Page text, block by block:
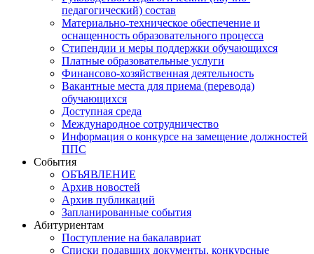
педагогический) состав
Материально-техническое обеспечение и
оснащенность образовательного процесса
Стипендии и меры поддержки обучающихся
Платные образовательные услуги
Финансово-хозяйственная деятельность
Вакантные места для приема (перевода)
обучающихся
Доступная среда
Международное сотрудничество
Информация о конкурсе на замещение должностей
ППС
События
ОБЪЯВЛЕНИЕ
Архив новостей
Архив публикаций
Запланированные события
Абитуриентам
Поступление на бакалавриат
Списки подавших документы, конкурсные